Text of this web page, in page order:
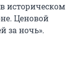
историческом
Ценовой
за ночь».